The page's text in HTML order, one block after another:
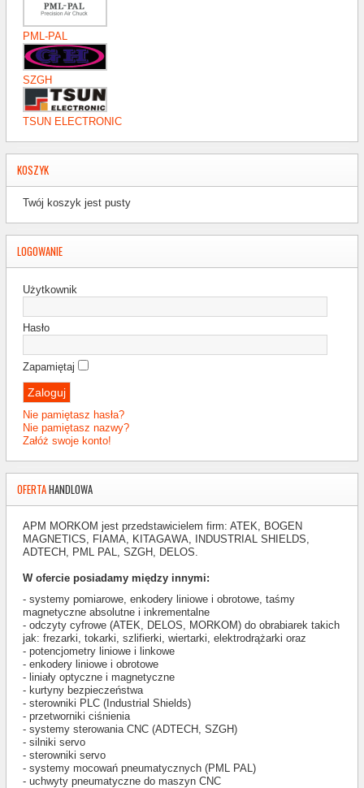
PML-PAL
SZGH
TSUN ELECTRONIC
KOSZYK
Twój koszyk jest pusty
LOGOWANIE
Użytkownik
Hasło
Zapamiętaj
Nie pamiętasz hasła?
Nie pamiętasz nazwy?
Załóż swoje konto!
OFERTAHANDLOWA
APM MORKOM jest przedstawicielem firm: ATEK, BOGEN
MAGNETICS, FIAMA, KITAGAWA, INDUSTRIAL SHIELDS,
ADTECH,
PML PAL, SZGH, DELOS.
W ofercie posiadamy między innymi:
- systemy pomiarowe, enkodery liniowe i obrotowe, taśmy
magnetyczne absolutne i inkrementalne
- odczyty cyfrowe (ATEK, DELOS, MORKOM) do obrabiarek takich
jak: frezarki, tokarki, szlifierki, wiertarki, elektrodrążarki oraz
- potencjometry liniowe i linkowe
- enkodery liniowe i obrotowe
- liniały optyczne i magnetyczne
- kurtyny bezpieczeństwa
- sterowniki PLC (Industrial Shields)
- przetworniki ciśnienia
- systemy sterowania CNC (ADTECH, SZGH)
- silniki servo
- sterowniki servo
- systemy mocowań pneumatycznych (PML PAL)
- uchwyty pneumatyczne do maszyn CNC